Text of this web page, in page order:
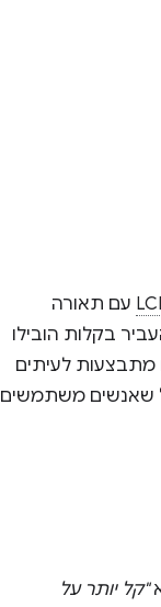
עם תאורה
בקלות הובילו
מתבצעות לעיתים
שאנשים משתמשים
"קל יותר על